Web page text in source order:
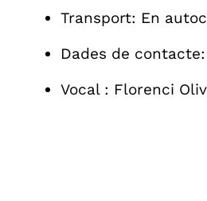
Transport: En
Dades de
Vocal : Florenci